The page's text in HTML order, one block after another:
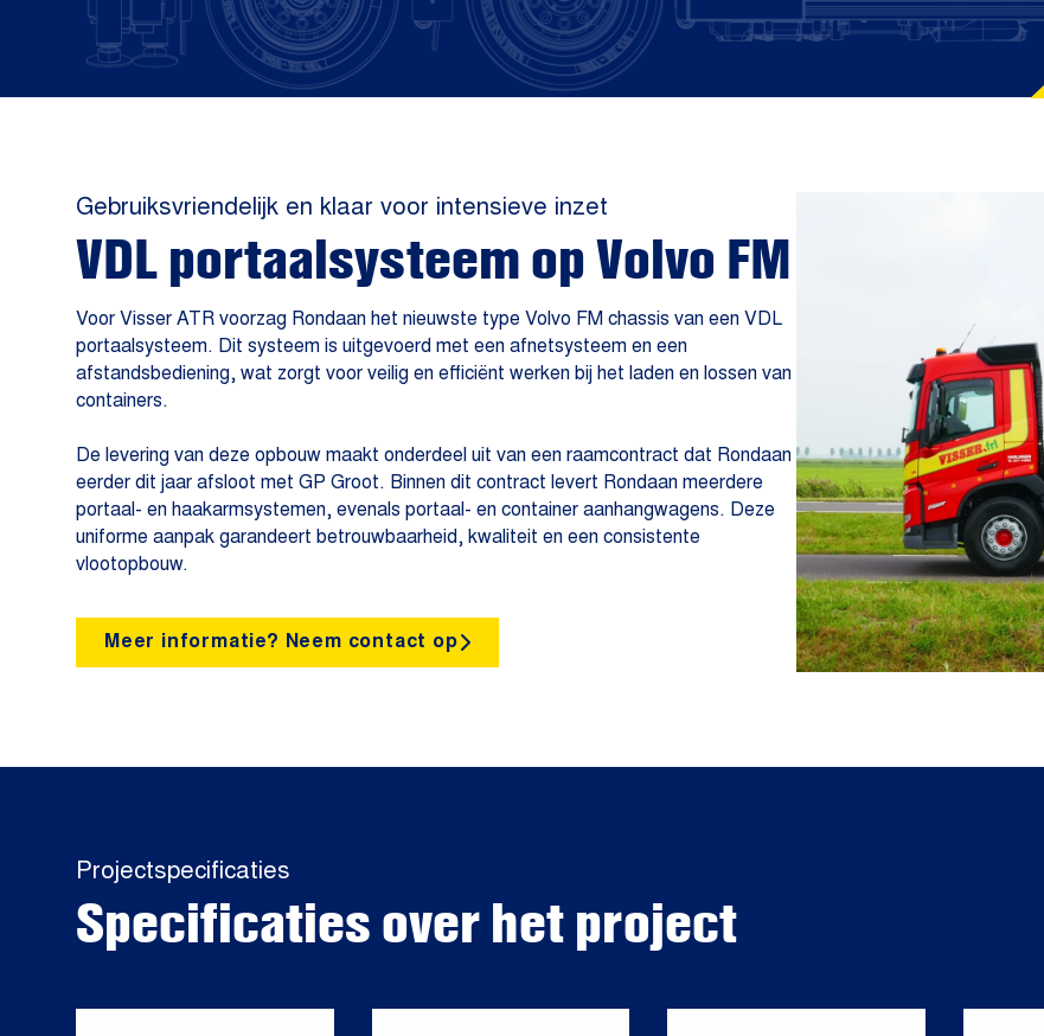
Gebruiksvriendelijk en klaar voor intensieve inzet
VDL portaalsysteem op Volvo FM
Voor Visser ATR voorzag Rondaan het nieuwste type Volvo FM chassis van een VDL
portaalsysteem. Dit systeem is uitgevoerd met een afnetsysteem en een
afstandsbediening, wat zorgt voor veilig en efficiënt werken bij het laden en lossen van
containers.
De levering van deze opbouw maakt onderdeel uit van een raamcontract dat Rondaan
eerder dit jaar afsloot met GP Groot. Binnen dit contract levert Rondaan meerdere
portaal- en haakarmsystemen, evenals portaal- en container aanhangwagens. Deze
uniforme aanpak garandeert betrouwbaarheid, kwaliteit en een consistente
vlootopbouw.
Meer informatie? Neem contact op
Projectspecificaties
Specificaties over het project